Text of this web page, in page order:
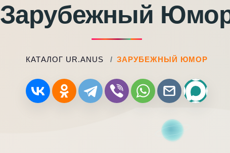
Зарубежный
КАТАЛОГ UR.ANUS ЗАРУБЕЖНЫЙ ЮМОР